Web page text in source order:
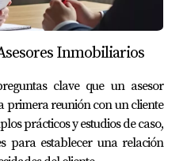
Inmobiliarios
clave que un asesor
primera reunión con un cliente
prácticos y estudios de caso,
para establecer una relación